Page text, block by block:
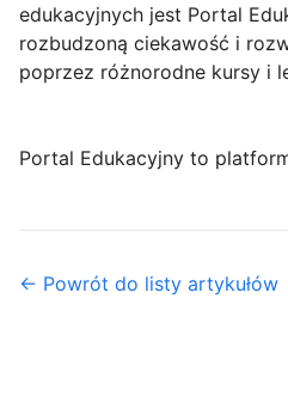
edukacyjnych jest Portal
rozbudzoną ciekawość i
poprzez różnorodne kursy i
Portal Edukacyjny to
← Powrót do listy artykułów